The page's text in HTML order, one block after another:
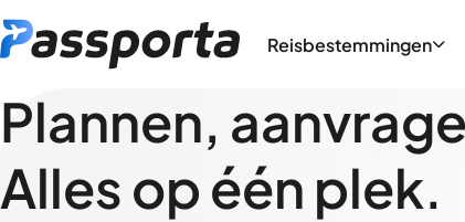
Reisbestemmingen
Plannen,
Alles op één plek.